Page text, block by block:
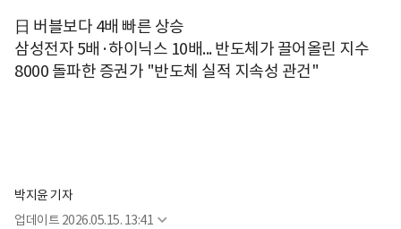
日 버블보다 4배 빠른 상승
삼성전자 5배·하이닉스 10배... 반도체가 끌어올린 지수
8000 돌파한 증권가 "반도체 실적 지속성 관건"
박지윤 기자
업데이트 2026.05.15. 13:41